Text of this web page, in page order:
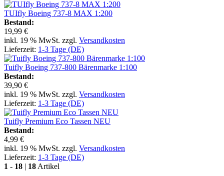
TUIfly Boeing 737-8 MAX 1:200
Bestand:
19,99 €
inkl. 19 % MwSt. zzgl. Versandkosten
Lieferzeit: 1-3 Tage (DE)
Tuifly Boeing 737-800 Bärenmarke 1:100
Bestand:
39,90 €
inkl. 19 % MwSt. zzgl. Versandkosten
Lieferzeit: 1-3 Tage (DE)
Tuifly Premium Eco Tassen NEU
Bestand:
4,99 €
inkl. 19 % MwSt. zzgl. Versandkosten
Lieferzeit: 1-3 Tage (DE)
1 - 18 | 18 Artikel